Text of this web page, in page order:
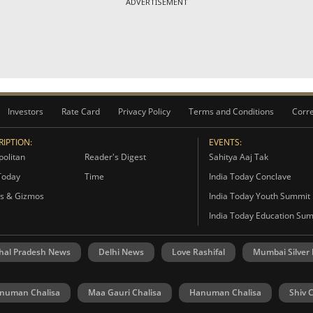
Investors Rate Card Privacy Policy Terms and Conditions
Reader's Digest
Time
& Gizmos
EVENTS:
Sahitya Aaj Tak
India Today Conclave
India Today Youth Summit
India Today Education
Pradesh News Delhi News Love Rashifal Mumbai Silver
Chalisa Maa Gauri Chalisa Hanuman Chalisa Shiv